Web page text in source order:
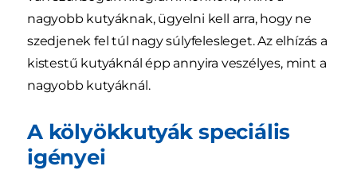
nagyobb kutyáknak, ügyelni kell arra, hogy ne
szedjenek fel túl nagy súlyfelesleget. Az elhízás a
kistestű kutyáknál épp annyira veszélyes, mint a
nagyobb kutyáknál.
A kölyökkutyák speciális
igényei